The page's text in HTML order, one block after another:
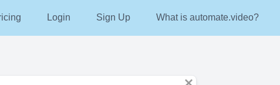
Login Sign Up What is automate.video?